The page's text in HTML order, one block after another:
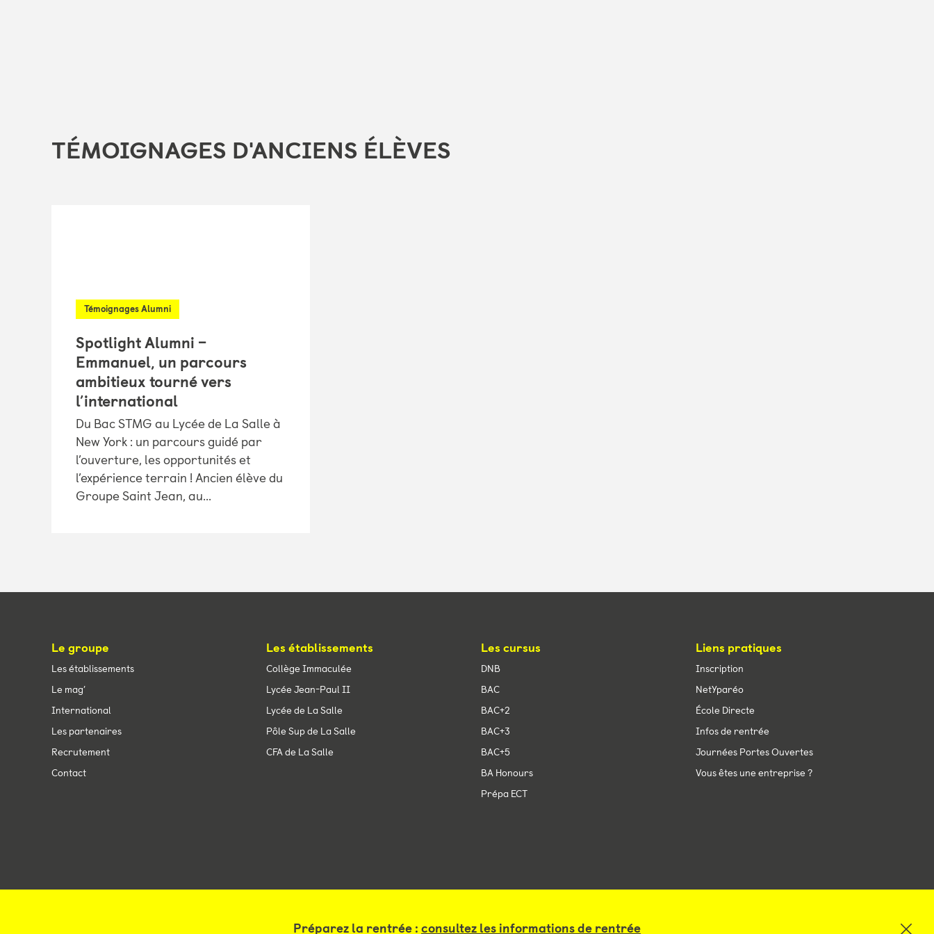
Préparez la rentrée : consultez les informations de rentrée
TÉMOIGNAGES D'ANCIENS ÉLÈVES
Témoignages Alumni
Spotlight Alumni –
Emmanuel, un parcours
ambitieux tourné vers
l’international
Du Bac STMG au Lycée de La Salle à
New York : un parcours guidé par
l’ouverture, les opportunités et
l’expérience terrain ! Ancien élève du
Groupe Saint Jean, au...
Le groupe
Les établissements
Le mag’
International
Les partenaires
Recrutement
Contact
Les établissements
Collège Immaculée
Lycée Jean-Paul II
Lycée de La Salle
Pôle Sup de La Salle
CFA de La Salle
Les cursus
DNB
BAC
BAC+2
BAC+3
BAC+5
BA Honours
Prépa ECT
Liens pratiques
Inscription
NetYparéo
École Directe
Infos de rentrée
Journées Portes Ouvertes
Vous êtes une entreprise ?